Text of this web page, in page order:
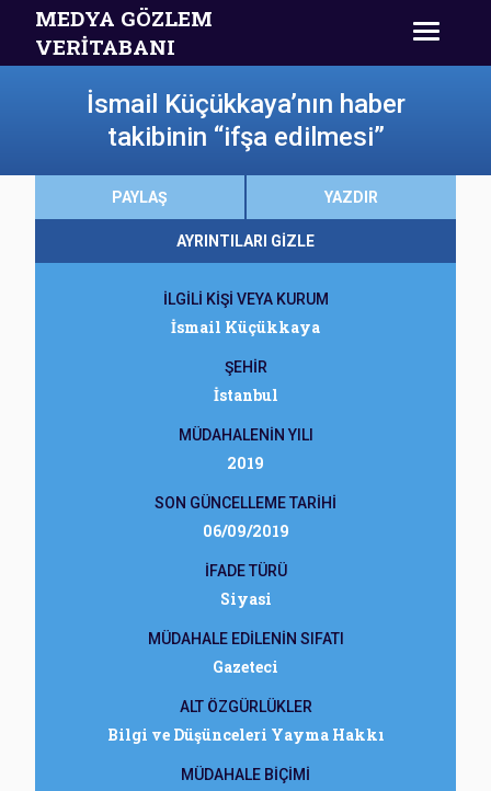
MEDYA GÖZLEM
VERİTABANI
İsmail Küçükkaya’nın haber
takibinin “ifşa edilmesi”
PAYLAŞ YAZDIR
AYRINTILARI GİZLE
İLGİLİ KİŞİ VEYA KURUM
İsmail Küçükkaya
ŞEHİR
İstanbul
MÜDAHALENİN YILI
2019
SON GÜNCELLEME TARİHİ
06/09/2019
İFADE TÜRÜ
Siyasi
MÜDAHALE EDİLENİN SIFATI
Gazeteci
ALT ÖZGÜRLÜKLER
Bilgi ve Düşünceleri Yayma Hakkı
MÜDAHALE BİÇİMİ